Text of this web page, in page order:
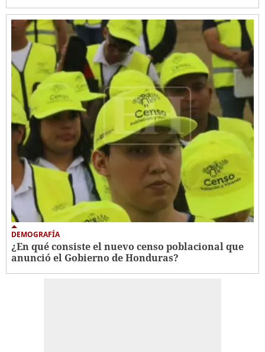
DEMOGRAFÍA
¿En qué consiste el nuevo censo poblacional que
anunció el Gobierno de Honduras?